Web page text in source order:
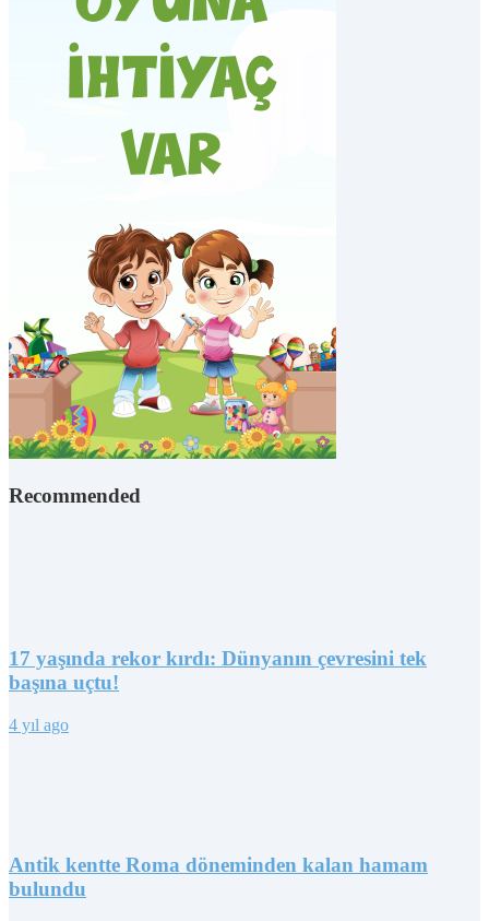
Recommended
17 yaşında rekor kırdı: Dünyanın çevresini tek
başına uçtu!
4 yıl ago
Antik kentte Roma döneminden kalan hamam
bulundu